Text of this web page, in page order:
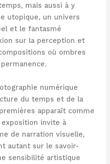
mais aussi à y
utopique, un univers
et le fantasmé
sur la perception et
où ombres
numérique
du temps et de la
apparaît comme
invite à
de narration visuelle,
autant sur le savoir-
sensibilité artistique